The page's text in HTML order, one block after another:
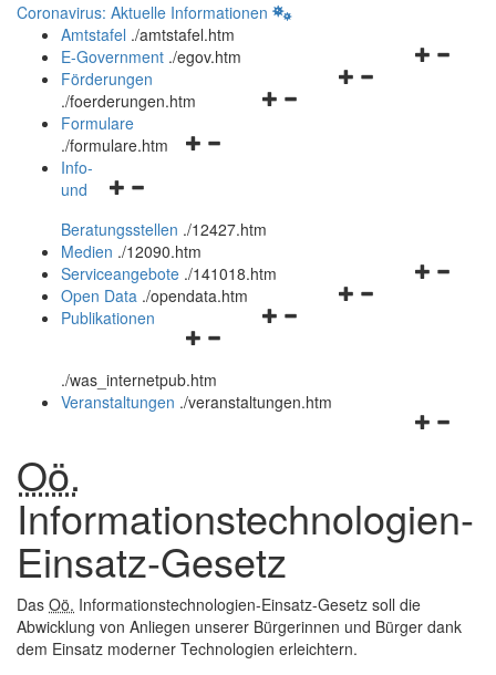
Coronavirus: Aktuelle Informationen
Amtstafel ./amtstafel.htm
Navigationsmenü
E-Government ./egov.htm
Navigationsmenü
Förderungen
./foerderungen.htm
Navigationsmenü
Formulare
./formulare.htm
Navigationsmenü
und
schließen
Info-
und
Beratungsstellen ./12427.htm
Medien ./12090.htm
Navigationsmenü
Serviceangebote ./141018.htm
Navigationsmenü
Open Data ./opendata.htm
Navigationsmenü
und
schließen
Publikationen
./was_internetpub.htm
Veranstaltungen ./veranstaltungen.htm
Oö.
Informationstechnologien-
Einsatz-Gesetz
Das Oö. Informationstechnologien-Einsatz-Gesetz soll die
Abwicklung von Anliegen unserer Bürgerinnen und Bürger dank
dem Einsatz moderner Technologien erleichtern.